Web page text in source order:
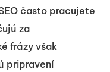
často pracujete
za
frázy však
pripravení